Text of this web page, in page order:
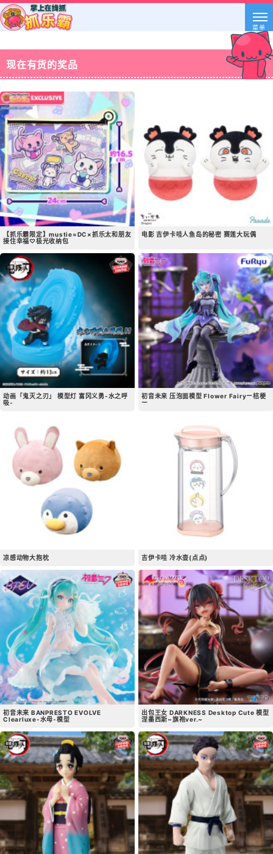
菜单
现在有货的奖品
【抓乐霸限定】mustie=DC×抓乐太和朋友
接住幸福♡极光收纳包
电影 吉伊卡哇人鱼岛的秘密 赛莲大玩偶
动画「鬼灭之刃」 模型灯 富冈义勇-水之呼
吸-
初音未来 压泡面模型 Flower Fairyー桔梗
ー
凉感动物大抱枕 吉伊卡哇 冷水壶(点点)
初音未来 BANPRESTO EVOLVE
Clearluxe-水母-模型
出包王女 DARKNESS Desktop Cute 模型
涅墨西斯~旗袍ver.~